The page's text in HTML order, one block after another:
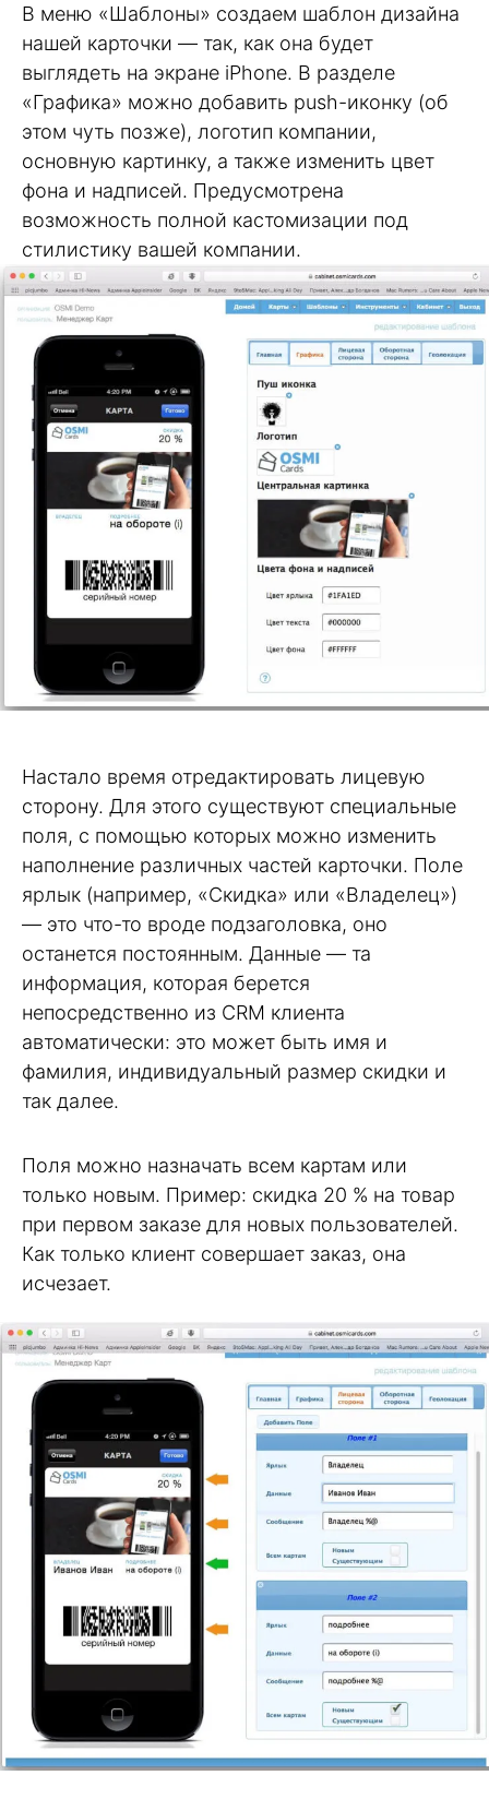
В меню «Шаблоны» создаем шаблон дизайна
нашей карточки — так, как она будет
выглядеть на экране iPhone. В разделе
«Графика» можно добавить push-иконку (об
этом чуть позже), логотип компании,
основную картинку, а также изменить цвет
фона и надписей. Предусмотрена
возможность полной кастомизации под
стилистику вашей компании.
Настало время отредактировать лицевую
сторону. Для этого существуют специальные
поля, с помощью которых можно изменить
наполнение различных частей карточки. Поле
ярлык (например, «Скидка» или «Владелец»)
— это что-то вроде подзаголовка, оно
останется постоянным. Данные — та
информация, которая берется
непосредственно из CRM клиента
автоматически: это может быть имя и
фамилия, индивидуальный размер скидки и
так далее.
Поля можно назначать всем картам или
только новым. Пример: скидка 20 % на товар
при первом заказе для новых пользователей.
Как только клиент совершает заказ, она
исчезает.